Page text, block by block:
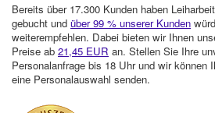
Bereits über 17.300 Kunden haben
gebucht und über 99 % unserer Kunden
weiterempfehlen. Dabei bieten wir Ihnen
Preise ab 21,45 EUR an. Stellen Sie Ihre
Personalanfrage bis 18 Uhr und wir können
eine Personalauswahl senden.